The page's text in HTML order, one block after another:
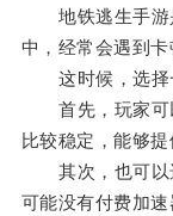
地铁逃生手游
中，经常会遇到卡
这时候，选择一
首先，玩家可
比较稳定，能够
其次，也可以
可能没有付费加